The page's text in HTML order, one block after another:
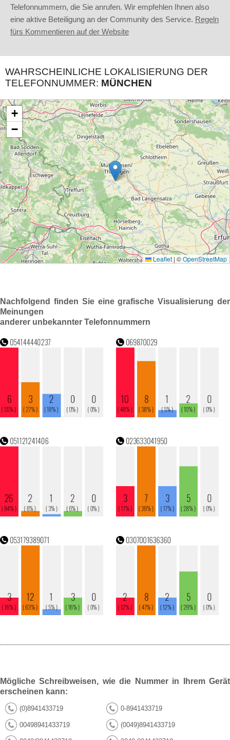
Telefonnummern, die Sie anrufen. Wir empfehlen Ihnen also
eine aktive Beteiligung an der Community des Service. Regeln
fürs Kommentieren auf der Website
WAHRSCHEINLICHE LOKALISIERUNG DER
TELEFONNUMMER: MÜNCHEN
Nachfolgend finden Sie eine grafische Visualisierung der
Meinungen
anderer unbekannter Telefonnummern
Mögliche Schreibweisen, wie die Nummer in Ihrem Gerät
erscheinen kann:
(0)8941433719 0-8941433719
00498941433719 (0049)8941433719